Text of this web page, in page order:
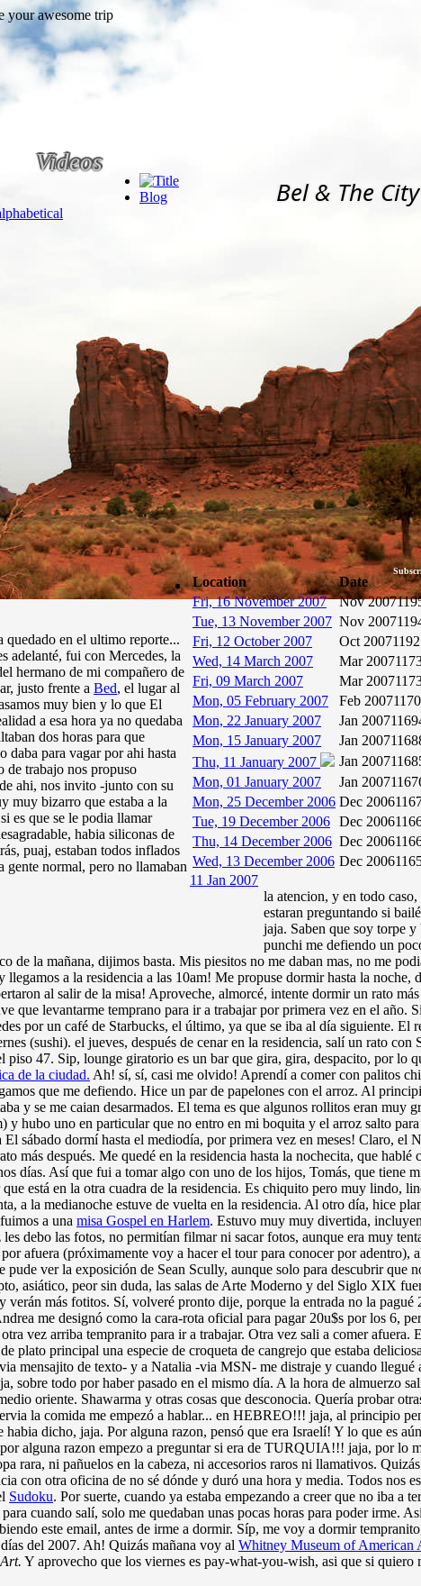
Videos
Bel & The
Blog
Location
Date
Fri, 16 November 2007
Nov 2007
Tue, 13 November 2007 Nov 2007
Fri, 12 October 2007
Oct 2007
Wed, 14 March 2007
Mar 2007
Fri, 09 March 2007
Mar 2007
Mon, 05 February 2007
Feb 2007
Mon, 22 January 2007
Jan 2007
Mon, 15 January 2007
Jan 2007
Thu, 11 January 2007
Jan 2007
Mon, 01 January 2007
Jan 2007
Mon, 25 December 2006 Dec 2006
Tue, 19 December 2006 Dec 2006
Thu, 14 December 2006 Dec 2006
Wed, 13 December 2006 Dec 2006
11 Jan 2007
quedado en el ultimo reporte...
adelanté, fui con Mercedes, la
hermano de mi compañero de
justo frente a Bed, el lugar al
muy bien y lo que El
a esa hora ya no quedaba
dos horas para que
daba para vagar por ahi hasta
de trabajo nos propuso
ahi, nos invito -junto con su
muy bizarro que estaba a la
es que se le podia llamar
habia siliconas de
puaj, estaban todos inflados
normal, pero no llamaban
la atencion, y en todo
estaran preguntando si
jaja. Saben que soy torpe
punchi me defiendo un
de la mañana, dijimos basta. Mis piesitos no me daban mas, no me
a la residencia a las 10am! Me propuse dormir hasta la noche,
al salir de la misa! Aproveche, almorcé, intente dormir un rato
que levantarme temprano para ir a trabajar por primera vez en el año.
por un café de Starbucks, el último, ya que se iba al día siguiente. El
(sushi). el jueves, después de cenar en la residencia, salí un rato con
piso 47. Sip, lounge giratorio es un bar que gira, gira, despacito, por lo
de la ciudad. Ah! sí, sí, casi me olvido! Aprendí a comer con palitos
que me defiendo. Hice un par de papelones con el arroz. Al
y se me caian desarmados. El tema es que algunos rollitos eran muy
y hubo uno en particular que no entro en mi boquita y el arroz salto
sábado dormí hasta el mediodía, por primera vez en meses! Claro, el
más después. Me quedé en la residencia hasta la nochecita, que hablé
días. Así que fui a tomar algo con uno de los hijos, Tomás, que tiene
que está en la otra cuadra de la residencia. Es chiquito pero muy lindo,
a la medianoche estuve de vuelta en la residencia. Al otro día, hice
a una misa Gospel en Harlem. Estuvo muy muy divertida,
debo las fotos, no permitían filmar ni sacar fotos, aunque era muy
afuera (próximamente voy a hacer el tour para conocer por adentro),
ver la exposición de Sean Scully, aunque solo para descubrir que
asiático, peor sin duda, las salas de Arte Moderno y del Siglo XIX
más fotitos. Sí, volveré pronto dije, porque la entrada no la pagué
me designó como la cara-rota oficial para pagar 20u$s por los 6,
vez arriba tempranito para ir a trabajar. Otra vez sali a comer
plato principal una especie de croqueta de cangrejo que estaba
mensajito de texto- y a Natalia -via MSN- me distraje y cuando
sobre todo por haber pasado en el mismo día. A la hora de almuerzo
oriente. Shawarma y otras cosas que desconocia. Quería probar
la comida me empezó a hablar... en HEBREO!!! jaja, al principio
dicho, jaja. Por alguna razon, pensó que era Israelí! Y lo que es
alguna razon empezo a preguntar si era de TURQUIA!!! jaja, por lo
rara, ni pañuelos en la cabeza, ni accesorios raros ni llamativos.
con otra oficina de no sé dónde y duró una hora y media. Todos nos
Sudoku. Por suerte, cuando ya estaba empezando a creer que no iba
cuando salí, solo me quedaban unas pocas horas para poder irme.
este email, antes de irme a dormir. Síp, me voy a dormir
del 2007. Ah! Quizás mañana voy al Whitney Museum of American
Y aprovecho que los viernes es pay-what-you-wish, asi que si